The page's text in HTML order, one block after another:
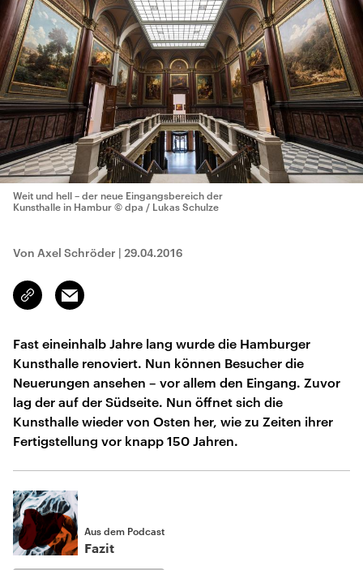
Weit und hell – der neue Eingangsbereich der
Kunsthalle in Hambur © dpa / Lukas Schulze
Von Axel Schröder | 29.04.2016
Link
kopieren/teilen
Email
Fast eineinhalb Jahre lang wurde die Hamburger
Kunsthalle renoviert. Nun können Besucher die
Neuerungen ansehen – vor allem den Eingang. Zuvor
lag der auf der Südseite. Nun öffnet sich die
Kunsthalle wieder von Osten her, wie zu Zeiten ihrer
Fertigstellung vor knapp 150 Jahren.
Aus dem Podcast
Fazit